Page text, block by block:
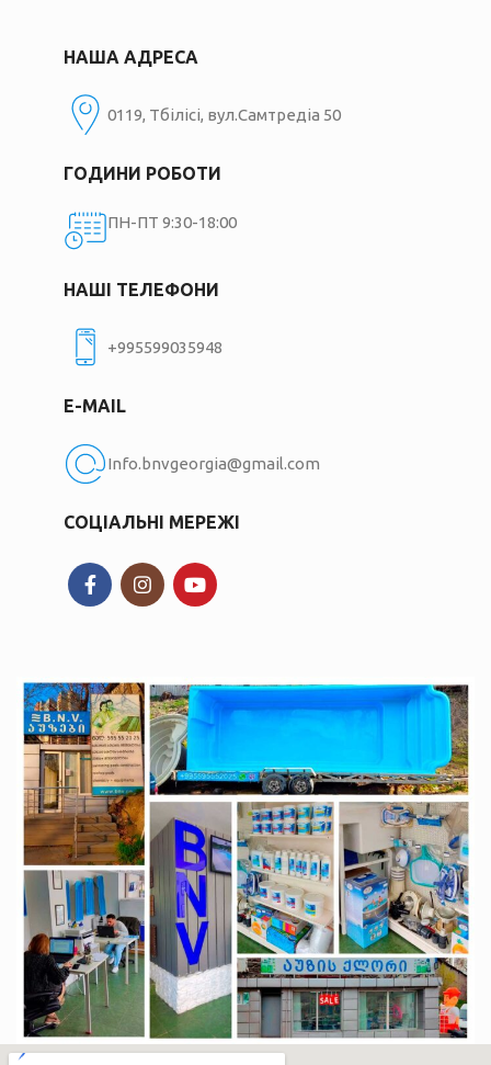
НАША АДРЕСА
0119, Тбілісі, вул.Самтредіа 50
ГОДИНИ РОБОТИ
ПН-ПТ 9:30-18:00
НАШІ ТЕЛЕФОНИ
+995599035948
E-MAIL
Info.bnvgeorgia@gmail.com
СОЦІАЛЬНІ МЕРЕЖІ